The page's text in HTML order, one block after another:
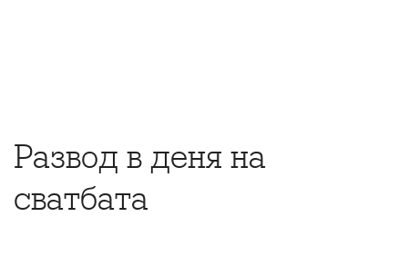
Развод в деня на
сватбата